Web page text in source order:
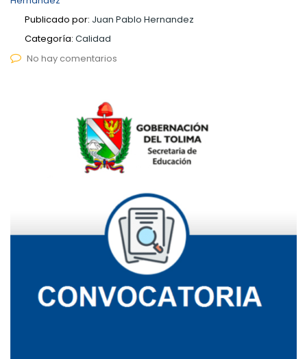
Publicado por: Juan Pablo Hernandez
Categoría: Calidad
No hay comentarios